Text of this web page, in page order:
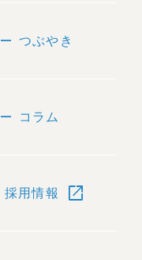
remove つぶやき
remove コラム
採用情報 open_in_new